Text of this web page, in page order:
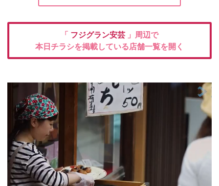
「 フジグラン安芸 」周辺で
本日チラシを掲載している店舗一覧を開く